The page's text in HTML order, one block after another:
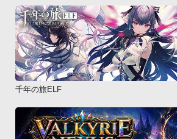
千年の旅ELF